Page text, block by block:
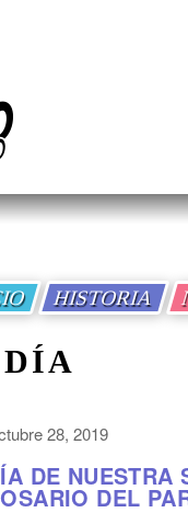
HISTORIA
28, 2019
DE NUESTRA
DEL